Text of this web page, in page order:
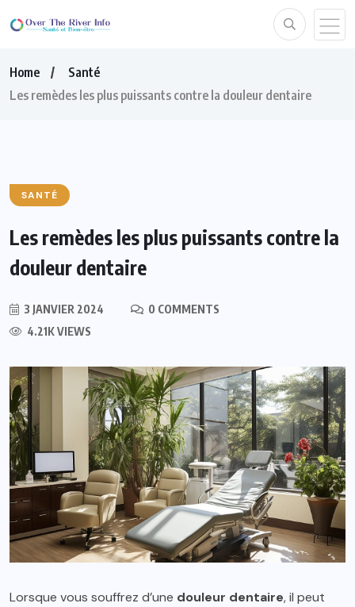
Home
Santé
Les remèdes les plus puissants contre la douleur dentaire
SANTÉ
Les remèdes les plus puissants contre la
douleur dentaire
3 JANVIER 2024
0 COMMENTS
4.21K VIEWS
Lorsque vous souffrez d’une douleur dentaire, il peut